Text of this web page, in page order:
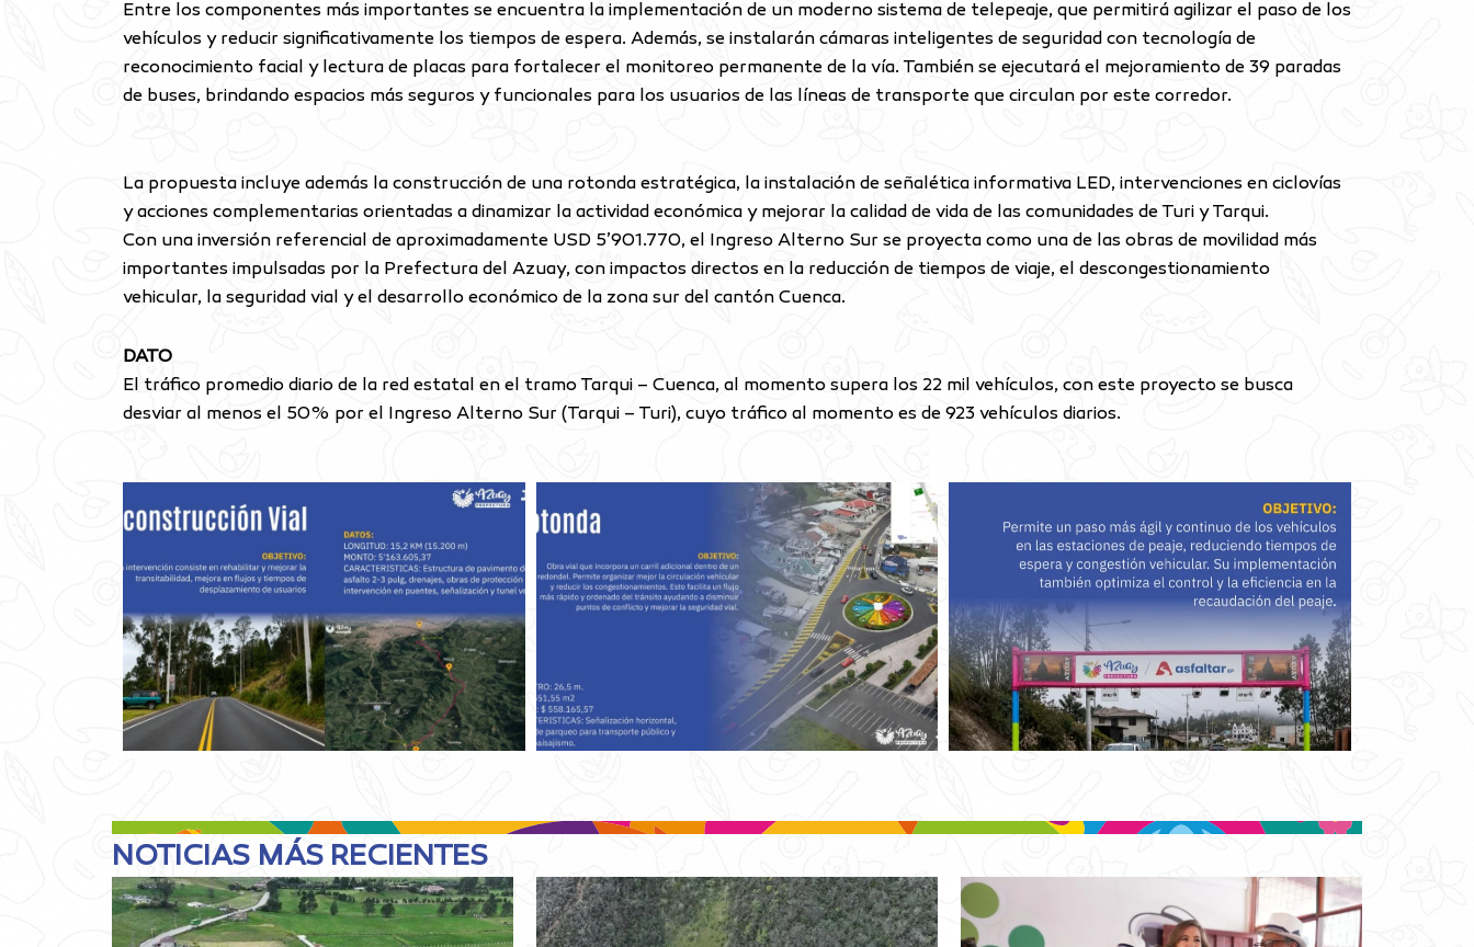
Entre los componentes más importantes se encuentra la implementación de un moderno sistema de telepeaje, que permitirá agilizar el paso de los
vehículos y reducir significativamente los tiempos de espera. Además, se instalarán cámaras inteligentes de seguridad con tecnología de
reconocimiento facial y lectura de placas para fortalecer el monitoreo permanente de la vía. También se ejecutará el mejoramiento de 39 paradas
de buses, brindando espacios más seguros y funcionales para los usuarios de las líneas de transporte que circulan por este corredor.
La propuesta incluye además la construcción de una rotonda estratégica, la instalación de señalética informativa LED, intervenciones en ciclovías
y acciones complementarias orientadas a dinamizar la actividad económica y mejorar la calidad de vida de las comunidades de Turi y Tarqui.
Con una inversión referencial de aproximadamente USD 5’901.770, el Ingreso Alterno Sur se proyecta como una de las obras de movilidad más
importantes impulsadas por la Prefectura del Azuay, con impactos directos en la reducción de tiempos de viaje, el descongestionamiento
vehicular, la seguridad vial y el desarrollo económico de la zona sur del cantón Cuenca.
DATO
El tráfico promedio diario de la red estatal en el tramo Tarqui – Cuenca, al momento supera los 22 mil vehículos, con este proyecto se busca
desviar al menos el 50% por el Ingreso Alterno Sur (Tarqui – Turi), cuyo tráfico al momento es de 923 vehículos diarios.
NOTICIAS MÁS RECIENTES